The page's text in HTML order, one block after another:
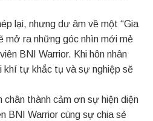
lại, nhưng dư âm về một “Gia
mở ra những góc nhìn mới mẻ
BNI Warrior. Khi hôn nhân
khí tự khắc tụ và sự nghiệp sẽ
chân thành cảm ơn sự hiện diện
BNI Warrior cùng sự chia sẻ